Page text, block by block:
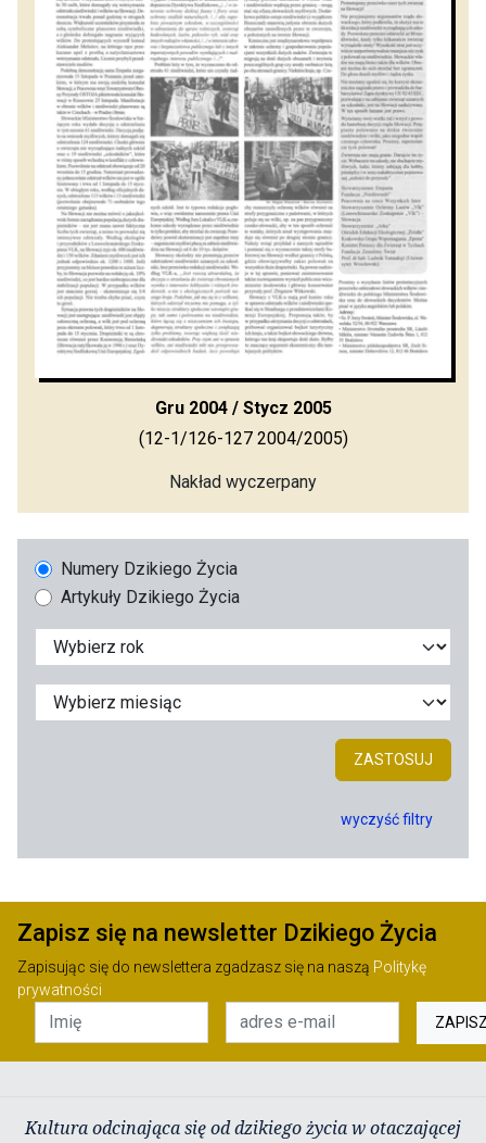
Gru 2004 / Stycz 2005
(12-1/126-127 2004/2005)
Nakład wyczerpany
Numery Dzikiego Życia
Artykuły Dzikiego Życia
ZASTOSUJ
wyczyść filtry
Zapisz się na newsletter Dzikiego Życia
Zapisując się do newslettera zgadzasz się na naszą Politykę
prywatności
Kultura odcinająca się od dzikiego życia w otaczającej